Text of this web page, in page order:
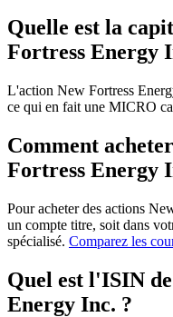
Quelle est la
Fortress Energy
L'action New Fortress
ce qui en fait une MICRO
Comment
Fortress Energy
Pour acheter des actions
un compte titre, soit dans
spécialisé. Comparez les
Quel est l'ISIN
Energy Inc. ?